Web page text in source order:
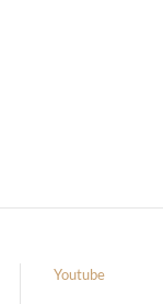
Youtube